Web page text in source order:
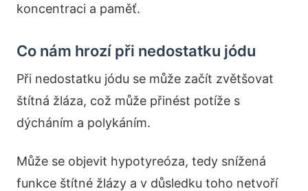
koncentraci a paměť.
Co nám hrozí při nedostatku jódu
Při nedostatku jódu se může začít zvětšovat
štítná žláza, což může přinést potíže s
dýcháním a polykáním.
Může se objevit hypotyreóza, tedy snížená
funkce štítné žlázy a v důsledku toho netvoří